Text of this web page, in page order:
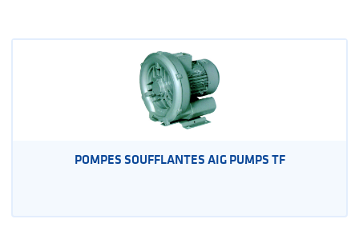
POMPES SOUFFLANTES AIG PUMPS TF